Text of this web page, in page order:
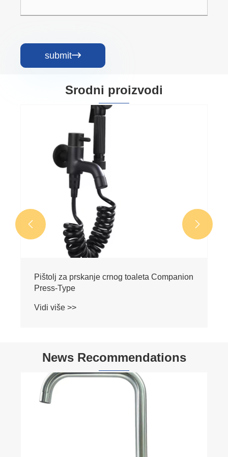
submit
Srodni proizvodi
Pištolj za prskanje crnog toaleta Companion
Press-Type
Vidi više >>
 
News Recommendations